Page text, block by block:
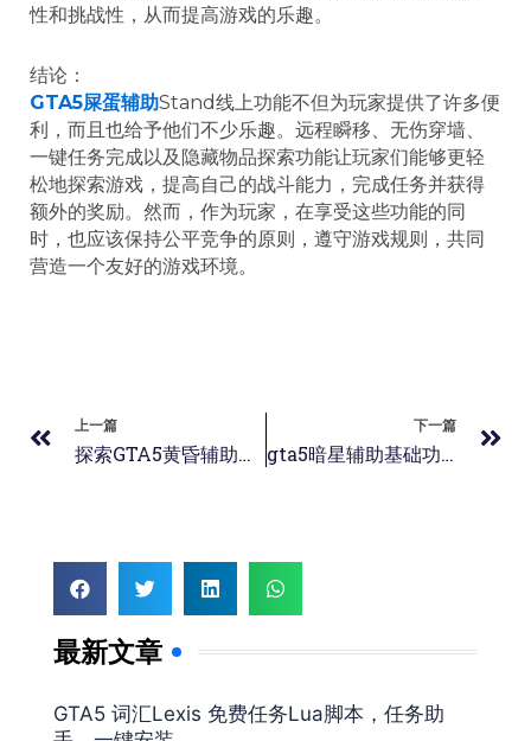
性和挑战性，从而提高游戏的乐趣。
结论：
GTA5屎蛋辅助Stand线上功能不但为玩家提供了许多便
利，而且也给予他们不少乐趣。远程瞬移、无伤穿墙、
一键任务完成以及隐藏物品探索功能让玩家们能够更轻
松地探索游戏，提高自己的战斗能力，完成任务并获得
额外的奖励。然而，作为玩家，在享受这些功能的同
时，也应该保持公平竞争的原则，遵守游戏规则，共同
营造一个友好的游戏环境。
上一篇
探索GTA5黄昏辅助线上: 功能与玩法全解析
下一篇
gta5暗星辅助基础功能怎么样
最新文章
GTA5 词汇Lexis 免费任务Lua脚本，任务助